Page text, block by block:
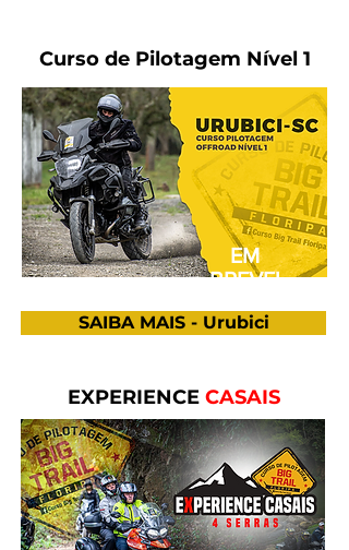
Curso de Pilotagem Nível 1
EM
BREVE!
SAIBA MAIS - Urubici
EXPERIENCE CASAIS